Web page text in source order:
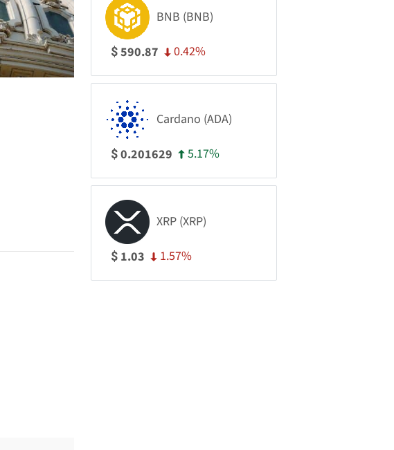
BNB (BNB)
$590.87 0.42%
Cardano (ADA)
$0.201629 5.17%
XRP (XRP)
$ 1.03 1.57%